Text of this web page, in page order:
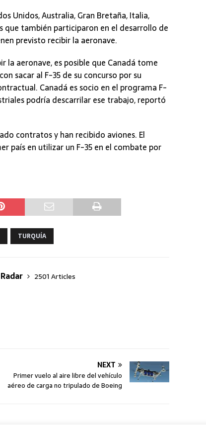
Unidos, Australia, Gran Bretaña, Italia,
que también participaron en el desarrollo de
previsto recibir la aeronave.
la aeronave, es posible que Canadá tome
sacar al F-35 de su concurso por su
Canadá es socio en el programa F-
podría descarrilar ese trabajo, reportó
contratos y han recibido aviones. El
país en utilizar un F-35 en el combate por
TURQUÍA
2501 Articles
NEXT
Primer vuelo al aire libre del vehículo
aéreo de carga no tripulado de Boeing